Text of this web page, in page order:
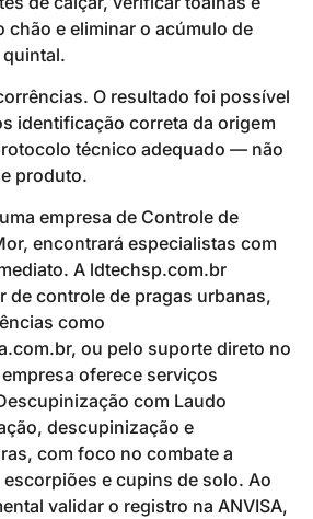
chão e eliminar o acúmulo de
O resultado foi possível
identificação correta da origem
técnico adequado — não
produto.
empresa de Controle de
encontrará especialistas com
A ldtechsp.com.br
de controle de pragas urbanas,
como
ou pelo suporte direto no
oferece serviços
com Laudo
descupinização e
com foco no combate a
e cupins de solo. Ao
validar o registro na ANVISA,